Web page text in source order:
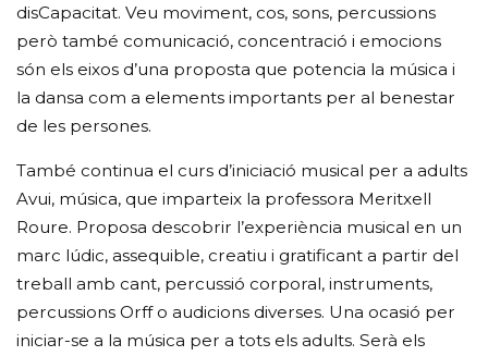
disCapacitat. Veu moviment, cos, sons, percussions
però també comunicació, concentració i emocions
són els eixos d’una proposta que potencia la música i
la dansa com a elements importants per al benestar
de les persones.
També continua el curs d’iniciació musical per a adults
Avui, música, que imparteix la professora Meritxell
Roure. Proposa descobrir l’experiència musical en un
marc lúdic, assequible, creatiu i gratificant a partir del
treball amb cant, percussió corporal, instruments,
percussions Orff o audicions diverses. Una ocasió per
iniciar-se a la música per a tots els adults. Serà els